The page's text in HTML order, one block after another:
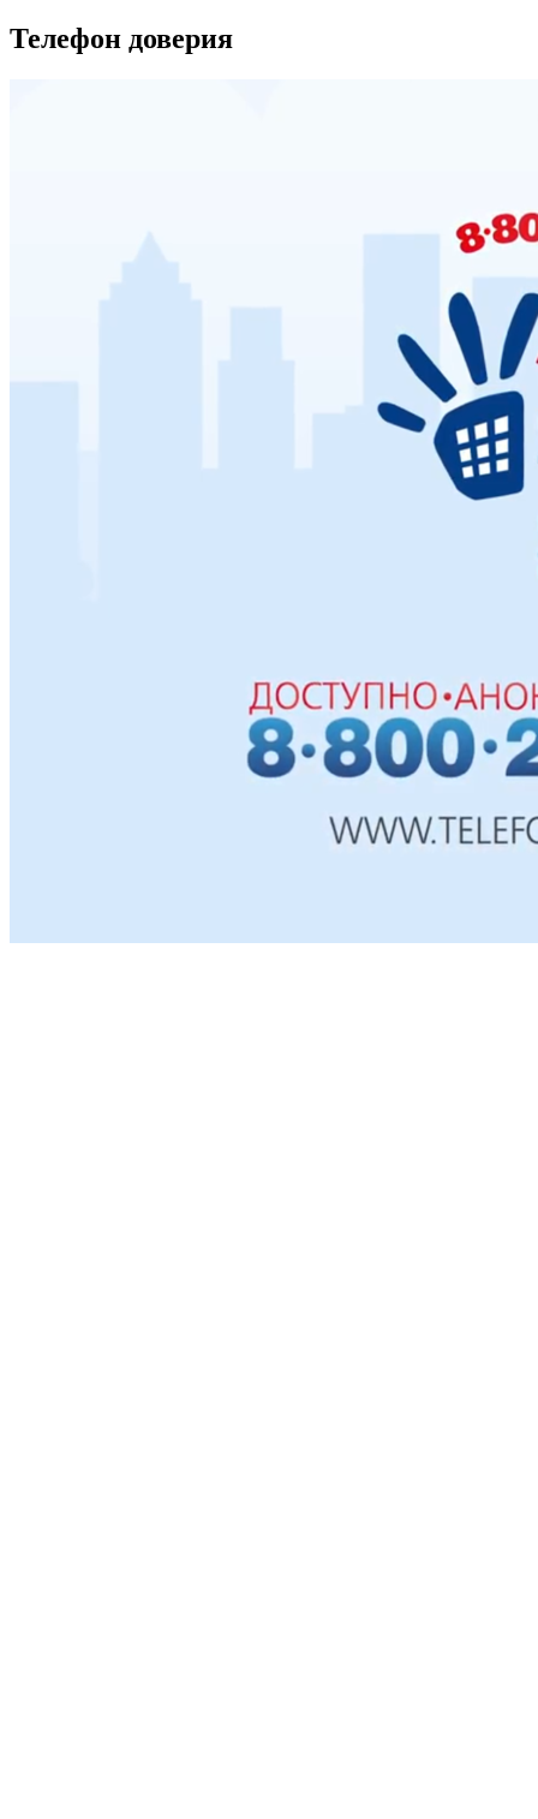
Телефон доверия